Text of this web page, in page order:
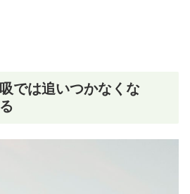
では追いつかなくな